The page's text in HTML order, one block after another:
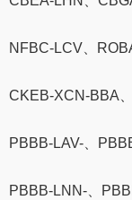
NFBC-LCV、
CKEB-XCN-BBA
PBBB-LAV-、
PBBB-LNN-、